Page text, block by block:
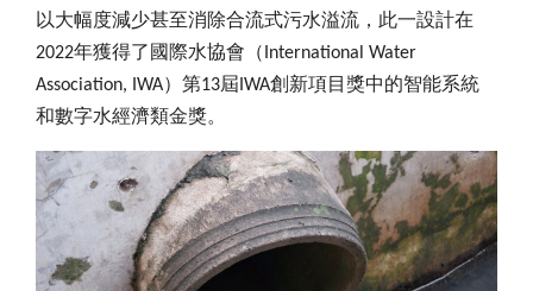
以大幅度減少甚至消除合流式污水溢流，此一設計在
2022年獲得了國際水協會（ International Water
Association, IWA）第13屆 IWA創新項目獎中的智能系統
和數字水經濟類金獎。